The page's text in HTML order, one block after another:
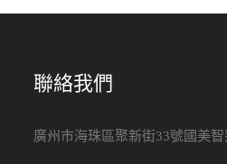
聯絡我們
廣州市海珠區聚新街33號國美